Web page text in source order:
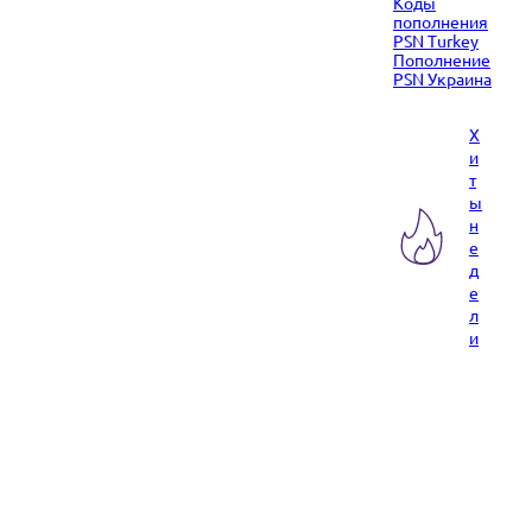
пополнения
PSN Turkey
Пополнение
PSN Украина
Х
и
т
ы
н
е
д
е
л
и